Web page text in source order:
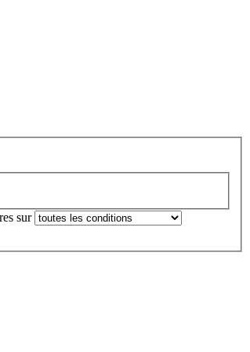
sur